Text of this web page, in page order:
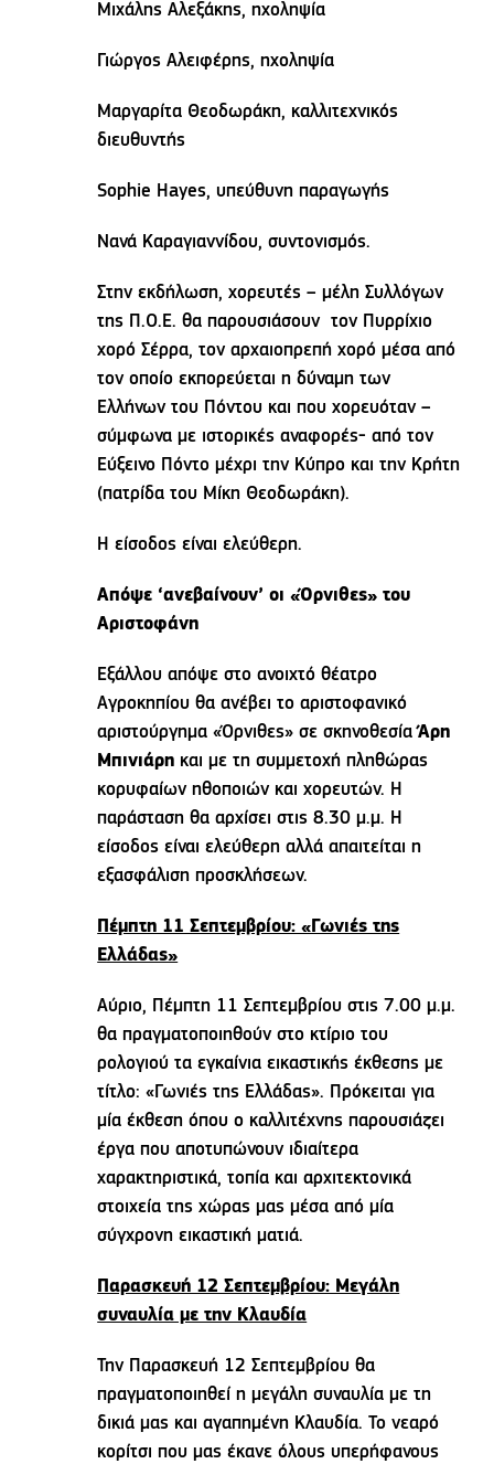
Μιχάλης Αλεξάκης, ηχοληψία
Γιώργος Αλειφέρης, ηχοληψία
Μαργαρίτα Θεοδωράκη, καλλιτεχνικός
διευθυντής
Sophie Hayes, υπεύθυνη παραγωγής
Νανά Καραγιαννίδου, συντονισμός.
Στην εκδήλωση, χορευτές – μέλη Συλλόγων
της Π.Ο.Ε. θα παρουσιάσουν τον Πυρρίχιο
χορό Σέρρα, τον αρχαιοπρεπή χορό μέσα από
τον οποίο εκπορεύεται η δύναμη των
Ελλήνων του Πόντου και που χορευόταν –
σύμφωνα με ιστορικές αναφορές- από τον
Εύξεινο Πόντο μέχρι την Κύπρο και την Κρήτη
(πατρίδα του Μίκη Θεοδωράκη).
Η είσοδος είναι ελεύθερη.
Απόψε ‘ανεβαίνουν’ οι «Όρνιθες» του
Αριστοφάνη
Εξάλλου απόψε στο ανοιχτό θέατρο
Αγροκηπίου θα ανέβει το αριστοφανικό
αριστούργημα «Όρνιθες» σε σκηνοθεσίαΆρη
Μπινιάρη και με τη συμμετοχή πληθώρας
κορυφαίων ηθοποιών και χορευτών. Η
παράσταση θα αρχίσει στις 8.30 μ.μ. Η
είσοδος είναι ελεύθερη αλλά απαιτείται η
εξασφάλιση προσκλήσεων.
Πέμπτη 11 Σεπτεμβρίου: «Γωνιές της
Ελλάδας»
Αύριο, Πέμπτη 11 Σεπτεμβρίου στις 7.00 μ.μ.
θα πραγματοποιηθούν στο κτίριο του
ρολογιού τα εγκαίνια εικαστικής έκθεσης με
τίτλο: «Γωνιές της Ελλάδας». Πρόκειται για
μία έκθεση όπου ο καλλιτέχνης παρουσιάζει
έργα που αποτυπώνουν ιδιαίτερα
χαρακτηριστικά, τοπία και αρχιτεκτονικά
στοιχεία της χώρας μας μέσα από μία
σύγχρονη εικαστική ματιά.
Παρασκευή 12 Σεπτεμβρίου: Μεγάλη
συναυλία με την Κλαυδία
Την Παρασκευή 12 Σεπτεμβρίου θα
πραγματοποιηθεί η μεγάλη συναυλία με τη
δικιά μας και αγαπημένη Κλαυδία. Το νεαρό
κορίτσι που μας έκανε όλους υπερήφανους